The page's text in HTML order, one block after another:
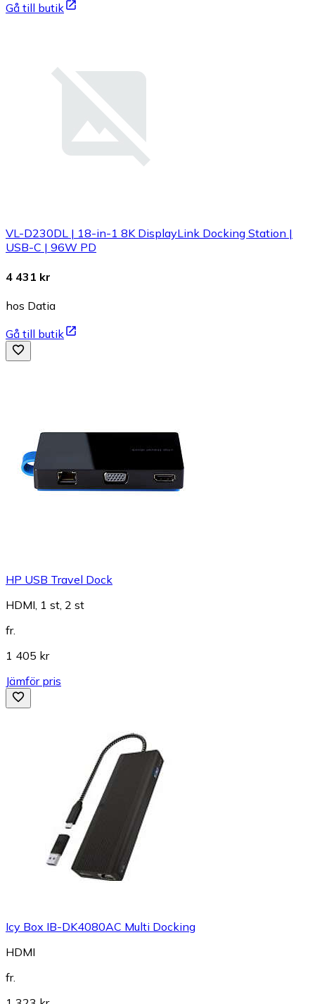
Gå till butik
VL-D230DL | 18-in-1 8K DisplayLink Docking Station |
USB-C | 96W PD
4 431 kr
hos Datia
Gå till butik
HP USB Travel Dock
HDMI, 1 st, 2 st
fr.
1 405 kr
Jämför pris
Icy Box IB-DK4080AC Multi Docking
HDMI
fr.